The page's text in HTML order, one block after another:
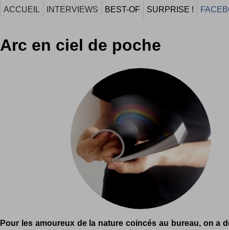
ACCUEIL INTERVIEWS BEST-OF SURPRISE !
Arc en ciel de poche
Pour les amoureux de la nature coincés au bureau, on a